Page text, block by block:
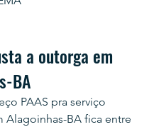
a outorga em
BA
PAAS pra serviço
Alagoinhas-BA fica entre